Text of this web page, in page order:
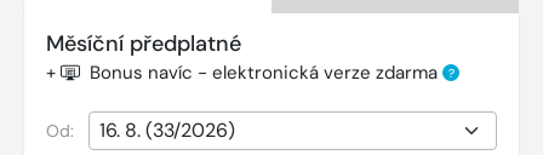
Měsíční předplatné
+ Bonus navíc - elektronická verze zdarma ?
Od: